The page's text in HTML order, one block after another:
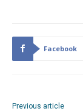
Facebook
Previous article